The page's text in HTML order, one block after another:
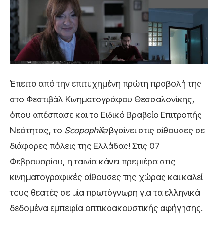
Έπειτα από την επιτυχημένη πρώτη προβολή της
στο Φεστιβάλ Κινηματογράφου Θεσσαλονίκης,
όπου απέσπασε και το Ειδικό Βραβείο Επιτροπής
Νεότητας, το Scopophiliaβγαίνει στις αίθουσες σε
διάφορες πόλεις της Ελλάδας! Στις 07
Φεβρουαρίου, η ταινία κάνει πρεμιέρα στις
κινηματογραφικές αίθουσες της χώρας και καλεί
τους θεατές σε μία πρωτόγνωρη για τα ελληνικά
δεδομένα εμπειρία οπτικοακουστικής αφήγησης.